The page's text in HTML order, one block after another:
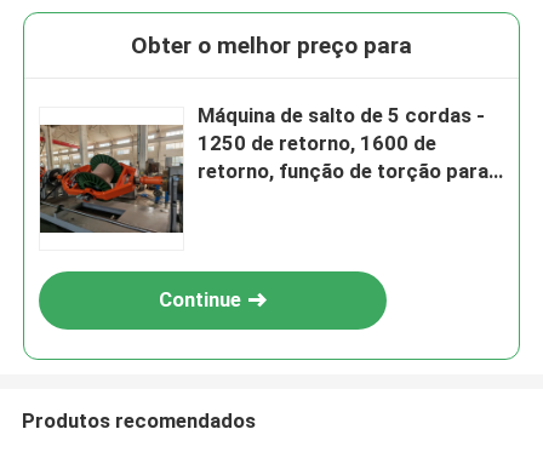
Obter o melhor preço para
Máquina de salto de 5 cordas -
1250 de retorno, 1600 de
retorno, função de torção para
Continue
Produtos recomendados